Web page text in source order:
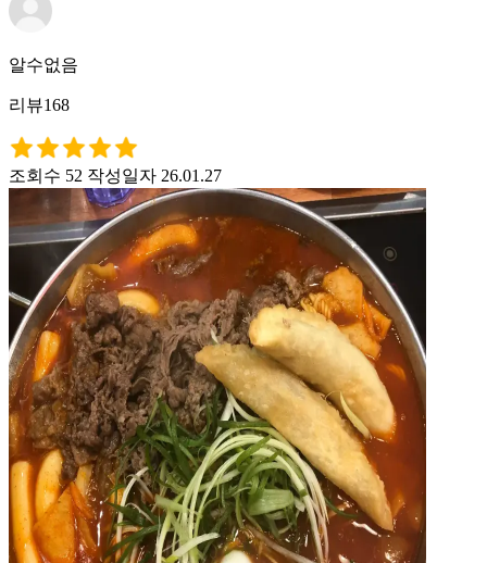
알수없음
리뷰168
조회수 52 작성일자 26.01.27